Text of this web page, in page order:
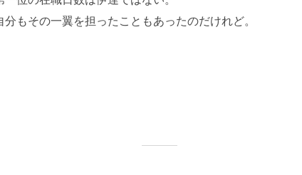
分もその一翼を担ったこともあったのだけれど。